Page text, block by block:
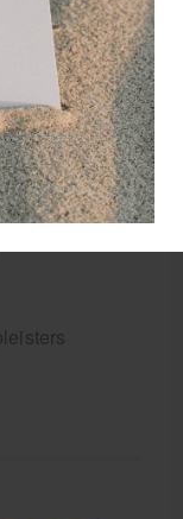
wondpleisters
heeft een niet-
niet aan de
laat